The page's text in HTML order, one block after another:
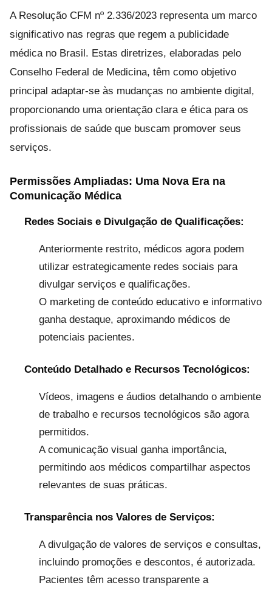
A Resolução CFM nº 2.336/2023 representa um marco
significativo nas regras que regem a publicidade
médica no Brasil. Estas diretrizes, elaboradas pelo
Conselho Federal de Medicina, têm como objetivo
principal adaptar-se às mudanças no ambiente digital,
proporcionando uma orientação clara e ética para os
profissionais de saúde que buscam promover seus
serviços.
Permissões Ampliadas: Uma Nova Era na
Comunicação Médica
Redes Sociais e Divulgação de Qualificações:
Anteriormente restrito, médicos agora podem
utilizar estrategicamente redes sociais para
divulgar serviços e qualificações.
O marketing de conteúdo educativo e informativo
ganha destaque, aproximando médicos de
potenciais pacientes.
Conteúdo Detalhado e Recursos Tecnológicos:
Vídeos, imagens e áudios detalhando o ambiente
de trabalho e recursos tecnológicos são agora
permitidos.
A comunicação visual ganha importância,
permitindo aos médicos compartilhar aspectos
relevantes de suas práticas.
Transparência nos Valores de Serviços:
A divulgação de valores de serviços e consultas,
incluindo promoções e descontos, é autorizada.
Pacientes têm acesso transparente a